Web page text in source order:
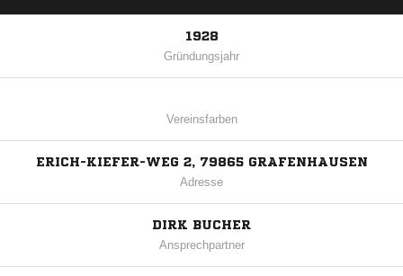
1928
Gründungsjahr
Vereinsfarben
ERICH-KIEFER-WEG 2, 79865 GRAFENHAUSEN
Adresse
DIRK BUCHER
Ansprechpartner